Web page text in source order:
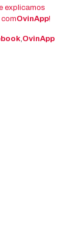
explicamos
OvinApp!
,OvinApp